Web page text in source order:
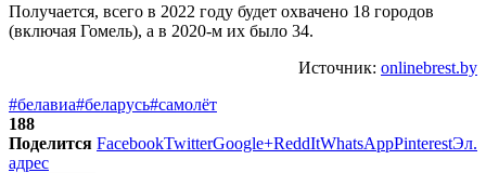
Получается, всего в 2022 году будет охвачено 18 городов
(включая Гомель), а в 2020-м их было 34.
Источник: onlinebrest.by
#белавиа#беларусь#самолёт
188
Поделится FacebookTwitterGoogle+ReddItWhatsAppPinterestЭл.
адрес